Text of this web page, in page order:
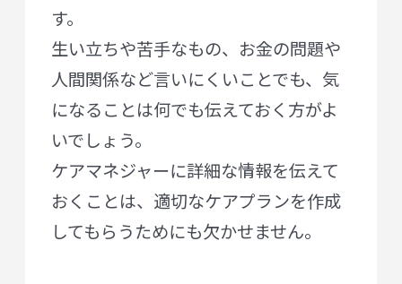
す。
生い立ちや苦手なもの、お金の問題や
人間関係など言いにくいことでも、気
になることは何でも伝えておく方がよ
いでしょう。
ケアマネジャーに詳細な情報を伝えて
おくことは、適切なケアプランを作成
してもらうためにも欠かせません。